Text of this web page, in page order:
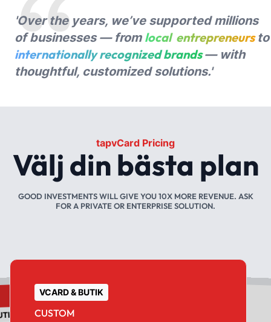
'Over the years, we’ve supported millions
of businesses — from local entrepreneursto
internationally recognized brands— with
thoughtful, customized solutions.'
tapvCard Pricing
Välj din bästa plan
GOOD INVESTMENTS WILL GIVE YOU 10X MORE REVENUE. ASK
FOR A PRIVATE OR ENTERPRISE SOLUTION.
VCARD & BUTIK
CUSTOM